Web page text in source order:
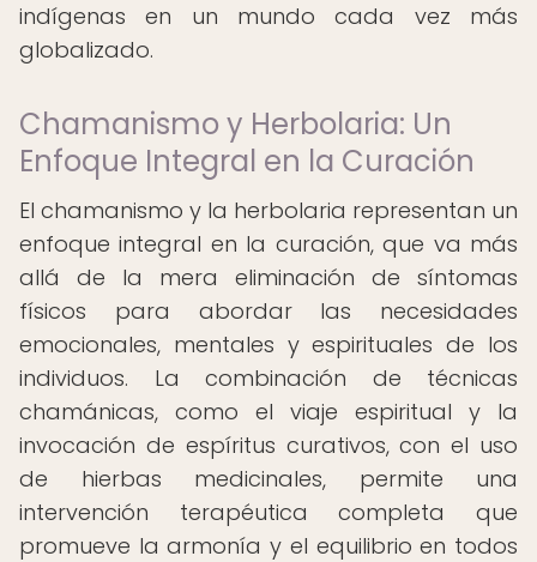
indígenas en un mundo cada vez más
globalizado.
Chamanismo y Herbolaria: Un
Enfoque Integral en la Curación
El chamanismo y la herbolaria representan un
enfoque integral en la curación, que va más
allá de la mera eliminación de síntomas
físicos para abordar las necesidades
emocionales, mentales y espirituales de los
individuos. La combinación de técnicas
chamánicas, como el viaje espiritual y la
invocación de espíritus curativos, con el uso
de hierbas medicinales, permite una
intervención terapéutica completa que
promueve la armonía y el equilibrio en todos